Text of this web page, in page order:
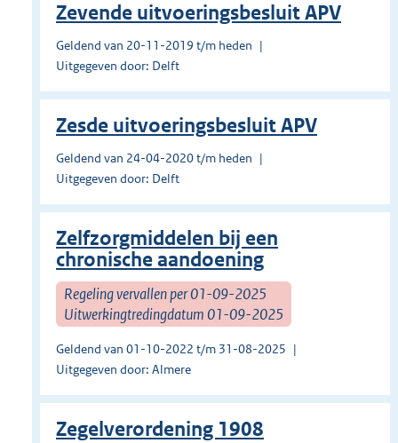
Zevende uitvoeringsbesluit APV
Geldend van 20-11-2019 t/m heden
Uitgegeven door: Delft
Zesde uitvoeringsbesluit APV
Geldend van 24-04-2020 t/m heden
Uitgegeven door: Delft
Zelfzorgmiddelen bij een
chronische aandoening
Regeling vervallen per 01-09-2025
Uitwerkingtredingdatum 01-09-2025
Geldend van 01-10-2022 t/m 31-08-2025
Uitgegeven door: Almere
Zegelverordening 1908